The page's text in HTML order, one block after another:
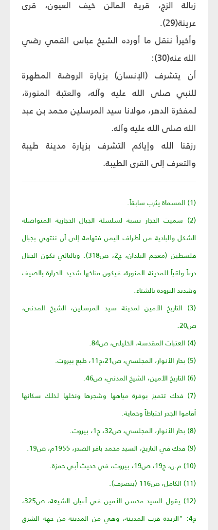
زبالة الزج، قرية المالن خيف العيون، قرى
عرينة(29).
وأخيراً ننقل ما أورده الشيخ عباس القمي رضي
الله عنه(30):
أن يتشرف (الإنسان) بزيارة الروضة المطهرة
للنبي صلى الله عليه وآله، والعتبة المنورة،
لمفخرة الدهر، مولانا سيد المرسلين محمد بن عبد
الله صلى الله عليه وآله.
رزقنا الله وإياكم التشرف بزيارة مدينة طيبة
والتعرف إلى القرى الطيبة.
(1) المسماة يثرب سابقاً.
(2) سميت الحجاز نسبة لسلسلة الجبال الحجازية المتواصلة
الشكل والبادية من أطراف اليمن فتهامة إلى أن ننتهي بجبال
فلسطين (معجم البلدان، ج2، ص318). وبالتالي تكون الجبال
درعاً واقياً للمدينة المنورة، فيكون مناخها شديد الحرارة بالصيف
وشديد البرودة بالشتاء.
(3) التاريخ الأمين لمدينة سيد المرسلين، الشيخ المدني،
ص20.
(4) العتبات المقدسة، الخليلي، ص84.
(5) بحار الأنوار، المجلسي، ص21،ج11، طبع بيروت.
(6) التاريخ الأمين، الشيخ المدني، ص46.
(7) فدك تتميز بوفرة مياهها وشجرها ونخلها لذلك سكانها
أقاموا الجدر احتياطاً وحماية.
(8) بحار الأنوار، المجلسي، ص32، ج1، بيروت.
(9) فدك في التاريخ، السيد محمد باقر الصدر، 1955م، ص19.
(10) م.ن، ج19، ص19، بيروت، في حديث أبي حمزة.
(11) الكامل، ص116 (بتصرف).
(12) يقول السيد محسن الأمين في أعيان الشيعة، ص325،
ج4: "الربذة قرب المدينة، وهي من المدينة من جهة الشرق